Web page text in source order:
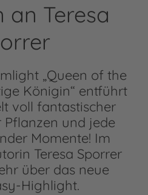
an Teresa
„Queen of the
Königin“ entführt
voll fantastischer
Pflanzen und jede
Momente! Im
Teresa Sporrer
über das neue
Highlight.